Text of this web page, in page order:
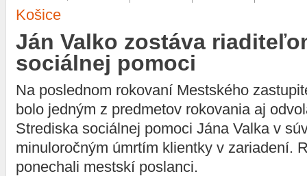
Košice
Ján Valko zostáva
sociálnej pomoci
Na poslednom rokovaní Mestského
bolo jedným z predmetov rokovania aj
Strediska sociálnej pomoci Jána Valka v
minuloročným úmrtím klientky v zariadení.
ponechali mestskí poslanci.